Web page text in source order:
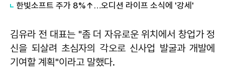
한빛소프트 주가 8%↑…오디션 라이프 소식에 '강세'
김유라 전 대표는 "좀 더 자유로운 위치에서 창업가 정
신을 되살려 초심자의 각오로 신사업 발굴과 개발에
기여할 계획"이라고 말했다.